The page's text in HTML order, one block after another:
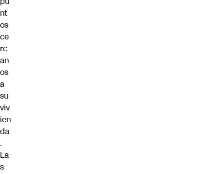
nt
os
ce
rc
an
os
a
su
viv
ien
da
.
La
s